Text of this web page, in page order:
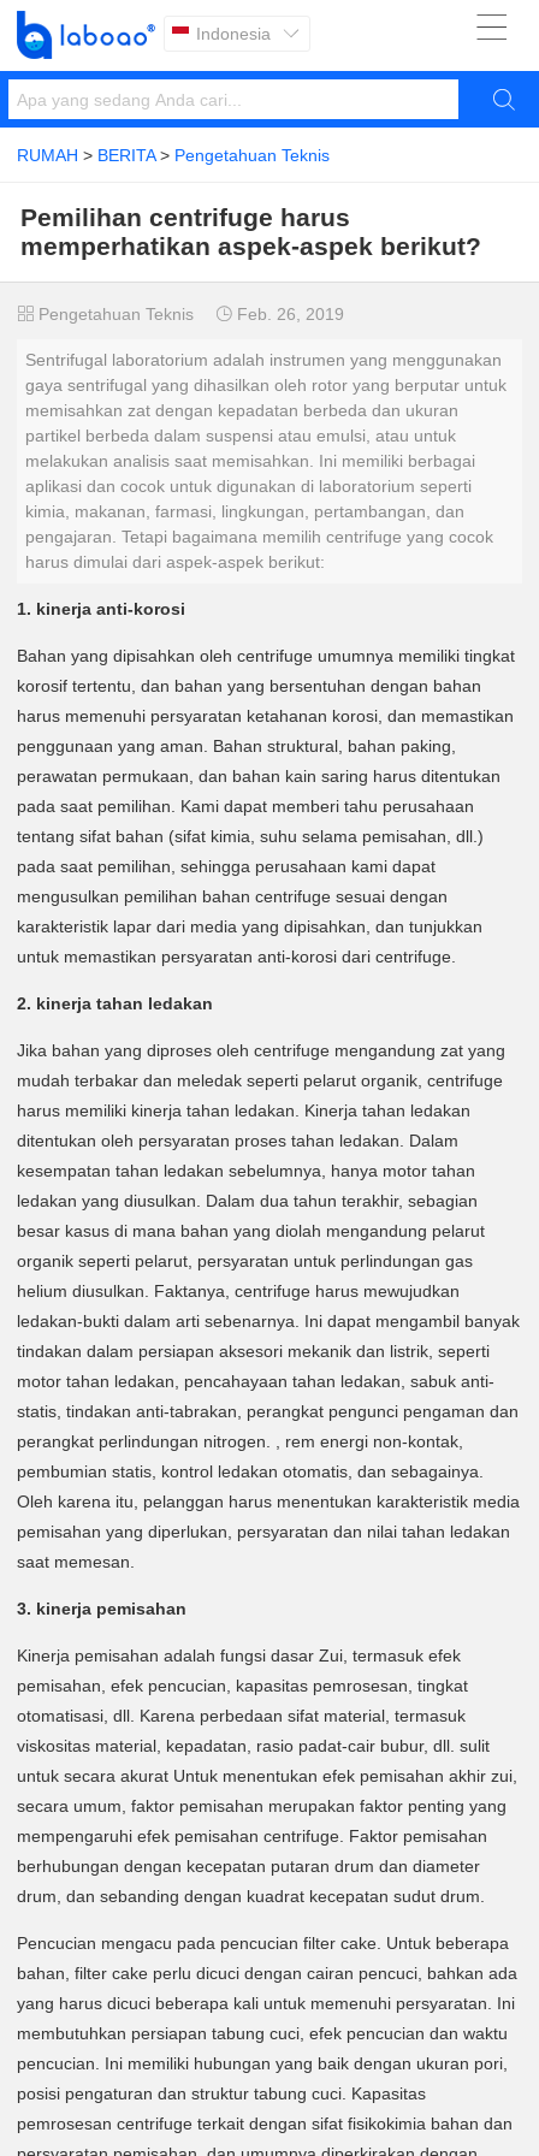
Indonesia  

RUMAH > BERITA> Pengetahuan Teknis
Pemilihan centrifuge harus
memperhatikan aspek-aspek berikut?
 Pengetahuan Teknis  Feb. 26, 2019
Sentrifugal laboratorium adalah instrumen yang menggunakan
gaya sentrifugal yang dihasilkan oleh rotor yang berputar untuk
memisahkan zat dengan kepadatan berbeda dan ukuran
partikel berbeda dalam suspensi atau emulsi, atau untuk
melakukan analisis saat memisahkan. Ini memiliki berbagai
aplikasi dan cocok untuk digunakan di laboratorium seperti
kimia, makanan, farmasi, lingkungan, pertambangan, dan
pengajaran. Tetapi bagaimana memilih centrifuge yang cocok
harus dimulai dari aspek-aspek berikut:
1. kinerja anti-korosi
Bahan yang dipisahkan oleh centrifuge umumnya memiliki tingkat
korosif tertentu, dan bahan yang bersentuhan dengan bahan
harus memenuhi persyaratan ketahanan korosi, dan memastikan
penggunaan yang aman. Bahan struktural, bahan paking,
perawatan permukaan, dan bahan kain saring harus ditentukan
pada saat pemilihan. Kami dapat memberi tahu perusahaan
tentang sifat bahan (sifat kimia, suhu selama pemisahan, dll.)
pada saat pemilihan, sehingga perusahaan kami dapat
mengusulkan pemilihan bahan centrifuge sesuai dengan
karakteristik lapar dari media yang dipisahkan, dan tunjukkan
untuk memastikan persyaratan anti-korosi dari centrifuge.
2. kinerja tahan ledakan
Jika bahan yang diproses oleh centrifuge mengandung zat yang
mudah terbakar dan meledak seperti pelarut organik, centrifuge
harus memiliki kinerja tahan ledakan. Kinerja tahan ledakan
ditentukan oleh persyaratan proses tahan ledakan. Dalam
kesempatan tahan ledakan sebelumnya, hanya motor tahan
ledakan yang diusulkan. Dalam dua tahun terakhir, sebagian
besar kasus di mana bahan yang diolah mengandung pelarut
organik seperti pelarut, persyaratan untuk perlindungan gas
helium diusulkan. Faktanya, centrifuge harus mewujudkan
ledakan-bukti dalam arti sebenarnya. Ini dapat mengambil banyak
tindakan dalam persiapan aksesori mekanik dan listrik, seperti
motor tahan ledakan, pencahayaan tahan ledakan, sabuk anti-
statis, tindakan anti-tabrakan, perangkat pengunci pengaman dan
perangkat perlindungan nitrogen. , rem energi non-kontak,
pembumian statis, kontrol ledakan otomatis, dan sebagainya.
Oleh karena itu, pelanggan harus menentukan karakteristik media
pemisahan yang diperlukan, persyaratan dan nilai tahan ledakan
saat memesan.
3. kinerja pemisahan
Kinerja pemisahan adalah fungsi dasar Zui, termasuk efek
pemisahan, efek pencucian, kapasitas pemrosesan, tingkat
otomatisasi, dll. Karena perbedaan sifat material, termasuk
viskositas material, kepadatan, rasio padat-cair bubur, dll. sulit
untuk secara akurat Untuk menentukan efek pemisahan akhir zui,
secara umum, faktor pemisahan merupakan faktor penting yang
mempengaruhi efek pemisahan centrifuge. Faktor pemisahan
berhubungan dengan kecepatan putaran drum dan diameter
drum, dan sebanding dengan kuadrat kecepatan sudut drum.
Pencucian mengacu pada pencucian filter cake. Untuk beberapa
bahan, filter cake perlu dicuci dengan cairan pencuci, bahkan ada
yang harus dicuci beberapa kali untuk memenuhi persyaratan. Ini
membutuhkan persiapan tabung cuci, efek pencucian dan waktu
pencucian. Ini memiliki hubungan yang baik dengan ukuran pori,
posisi pengaturan dan struktur tabung cuci. Kapasitas
pemrosesan centrifuge terkait dengan sifat fisikokimia bahan dan